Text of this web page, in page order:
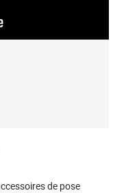
de pose